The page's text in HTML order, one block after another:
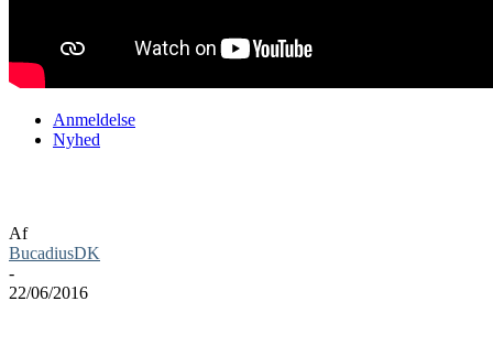
Anmeldelse
Nyhed
Af
BucadiusDK
-
22/06/2016